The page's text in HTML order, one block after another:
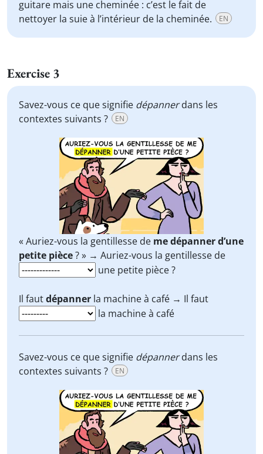
guitare mais une cheminée : c’est le fait de
nettoyer la suie à l’intérieur de la cheminée.
EN
Exercise 3
Savez-vous ce que signifie dépannerdans les
contextes suivants ?
EN
« Auriez-vous la gentillesse de me dépanner d’une
petite pièce? » → Auriez-vous la gentillesse de
une petite pièce ?
Il fautdépanner la machine à café → Il faut
la machine à café
Savez-vous ce que signifie dépannerdans les
contextes suivants ?
EN